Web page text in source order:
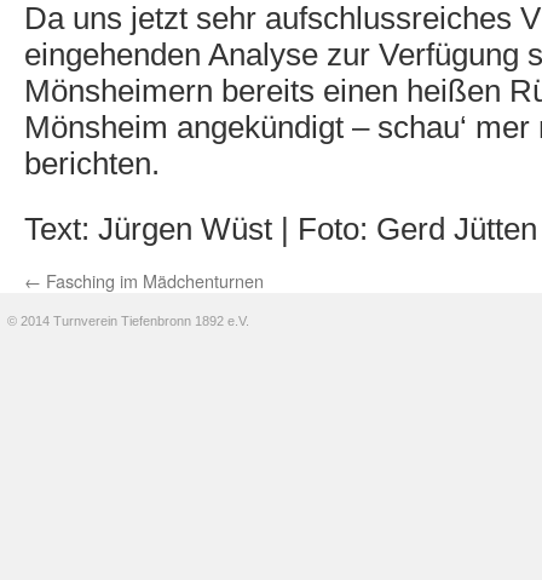
Da uns jetzt sehr aufschlussreiches
eingehenden Analyse zur Verfügung
Mönsheimern bereits einen heißen
Mönsheim angekündigt – schau‘
berichten.
Text: Jürgen Wüst | Foto: Gerd Jütten
← Fasching im Mädchenturnen
© 2014 Turnverein Tiefenbronn 1892 e.V.